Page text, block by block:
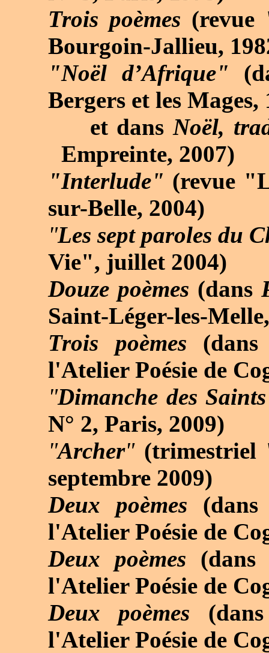
Trois poèmes (revue
Bourgoin-Jallieu,
"Noël d’Afrique"
Bergers et les Mages,
etdansNoël,
Empreinte, 2007)
"Interlude" (revue
sur-Belle, 2004)
"Les sept paroles du
Vie", juillet 2004)
Douze poèmes (dans
Saint-Léger-les-
Trois poèmes
l'Atelier Poésie de
"Dimanche des
N° 2, Paris, 2009)
"Archer" (trimestriel
septembre 2009)
Deux poèmes
l'Atelier Poésie de
Deux poèmes
l'Atelier Poésie de
Deux poèmes
l'Atelier Poésie de